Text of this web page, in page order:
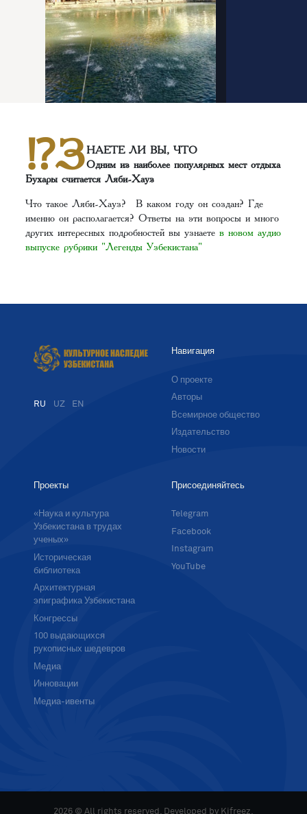
⁉️З НАЕТЕ ЛИ ВЫ, ЧТО
Одним из наиболее популярных мест отдыха
Бухары считается Ляби-Хауз
Что такое Ляби-Хауз? В каком году он создан? Где
именно он располагается? Ответы на эти вопросы и много
других интересных подробностей вы узнаетев новом аудио
выпуске рубрики "Легенды Узбекистана"
RU UZ EN
Навигация
О проекте
Авторы
Всемирное общество
Издательство
Новости
Проекты
«Наука и культура
Узбекистана в трудах
ученых»
Историческая
библиотека
Архитектурная
эпиграфика Узбекистана
Конгрессы
100 выдающихся
рукописных шедевров
Медиа
Инновации
Медиа-ивенты
Присоединяйтесь
Telegram
Facebook
Instagram
YouTube
2026 © All rights reserved. Developed by Kifreez